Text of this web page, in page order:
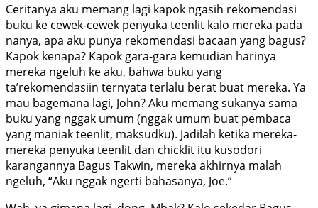
Ceritanya aku memang lagi kapok ngasih rekomendasi
buku ke cewek-cewek penyuka teenlit kalo mereka pada
nanya, apa aku punya rekomendasi bacaan yang bagus?
Kapok kenapa? Kapok gara-gara kemudian harinya
mereka ngeluh ke aku, bahwa buku yang
ta’rekomendasiin ternyata terlalu berat buat mereka. Ya
mau bagemana lagi, John? Aku memang sukanya sama
buku yang nggak umum (nggak umum buat pembaca
yang maniak teenlit, maksudku). Jadilah ketika mereka-
mereka penyuka teenlit dan chicklit itu kusodori
karangannya Bagus Takwin, mereka akhirnya malah
ngeluh, “Aku nggak ngerti bahasanya, Joe.”